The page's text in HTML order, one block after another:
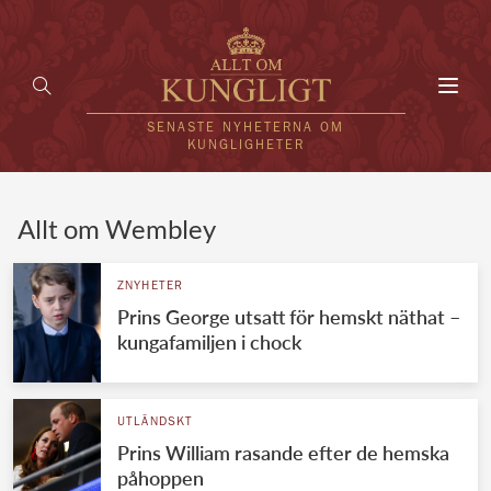
SENASTE NYHETERNA OM
KUNGLIGHETER
UTLÄNDSKT
VÄRLDENS KUNGAHUS
Svenska kungahuset
Brittiska kungahuset
Allt om Wembley
ZNYHETER
Prins George utsatt för hemskt näthat –
kungafamiljen i chock
UTLÄNDSKT
Prins William rasande efter de hemska
påhoppen